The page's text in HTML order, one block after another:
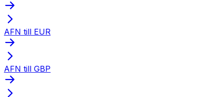
AFN till EUR
AFN till GBP